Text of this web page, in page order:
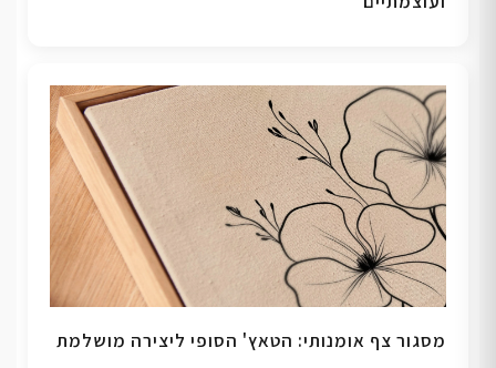
מסגור צף אומנותי: הטאץ' הסופי ליצירה מושלמת